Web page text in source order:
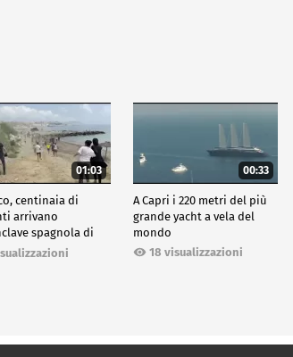
01:03
centinaia di
arrivano
spagnola di
00:33
A Capri i 220 metri del più
grande yacht a vela del
mondo
18 visualizzazioni